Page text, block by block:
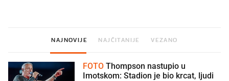
NAJNOVIJE NAJČITANIJE VEZANO
FOTO
Imotskom: Stadion je bio krcat, ljudi